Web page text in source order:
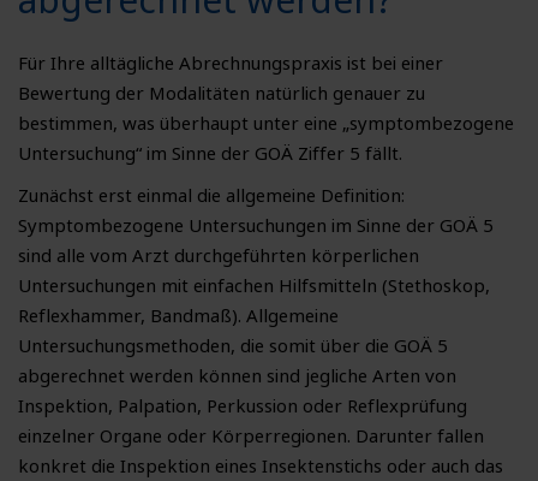
Für Ihre alltägliche Abrechnungspraxis ist bei einer
Bewertung der Modalitäten natürlich genauer zu
bestimmen, was überhaupt unter eine „symptombezogene
Untersuchung“ im Sinne der GOÄ Ziffer 5 fällt.
Zunächst erst einmal die allgemeine Definition:
Symptombezogene Untersuchungen im Sinne der GOÄ 5
sind alle vom Arzt durchgeführten körperlichen
Untersuchungen mit einfachen Hilfsmitteln (Stethoskop,
Reflexhammer, Bandmaß). Allgemeine
Untersuchungsmethoden, die somit über die GOÄ 5
abgerechnet werden können sind jegliche Arten von
Inspektion, Palpation, Perkussion oder Reflexprüfung
einzelner Organe oder Körperregionen. Darunter fallen
konkret die Inspektion eines Insektenstichs oder auch das